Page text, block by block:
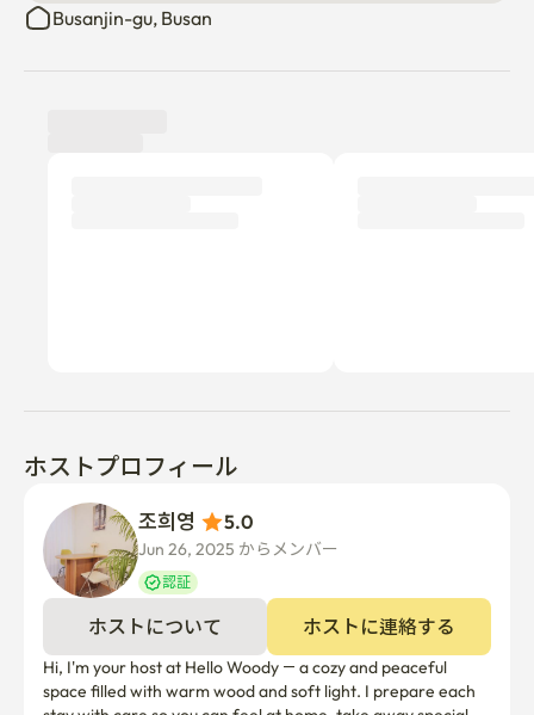
- バスルームを全面改装し、周囲をやわらかく照らしま
- 長い一日の探索の後、ゆっくり湯船に浸かります🌙
ットがいっぱいの地元のお気に入りです
🛍️西面、ロッテ百貨店、市民公園などアクセスが便利で
🚌コンビニ、マート、薬局、バス停、地下鉄路線に囲ま
れています
🧳 あらゆる種類の旅行に最適です！
-パートナー、家族、友人と単独で旅行する場合でも、こ
のスペースはすべてに適しています！
- 長期滞在？ リモートワークにも十分なストレージと平
Busanjin-gu, Busan
ホストプロフィール
5.0
Jun 26, 2025 からメンバー
認証
ホストについて ホストに連絡する
Hi, I'm your host at Hello Woody — a cozy and peaceful
space filled with warm wood and soft light. I prepare each